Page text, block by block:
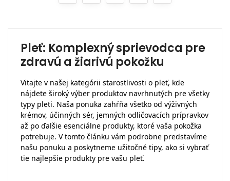
Pleť: Komplexný sprievodca pre
zdravú a žiarivú pokožku
Vitajte v našej kategórii starostlivosti o pleť, kde
nájdete široký výber produktov navrhnutých pre všetky
typy pleti. Naša ponuka zahŕňa všetko od výživných
krémov, účinných sér, jemných odličovacích prípravkov
až po ďalšie esenciálne produkty, ktoré vaša pokožka
potrebuje. V tomto článku vám podrobne predstavíme
našu ponuku a poskytneme užitočné tipy, ako si vybrať
tie najlepšie produkty pre vašu pleť.